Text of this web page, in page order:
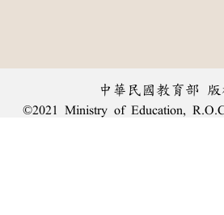
中華民國教育部 版
©2021 Ministry of Education,